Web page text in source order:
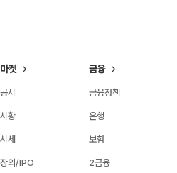
마켓
공시
시황
시세
장외/IPO
금융
금융정책
은행
보험
2금융